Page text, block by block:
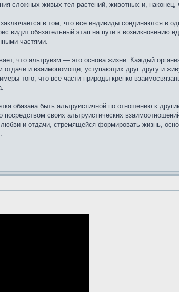
сложных живых тел растений, животных и, наконец,
в том, что все индивиды соединяются в
видит обязательный этап на пути к возникновению
частями.
что альтруизм — это основа жизни. Каждый
и взаимопомощи, уступающих друг другу и
того, что все части природы крепко
обязана быть альтруистичной по отношению к
своих альтруистических
и отдачи, стремящейся формировать жизнь,